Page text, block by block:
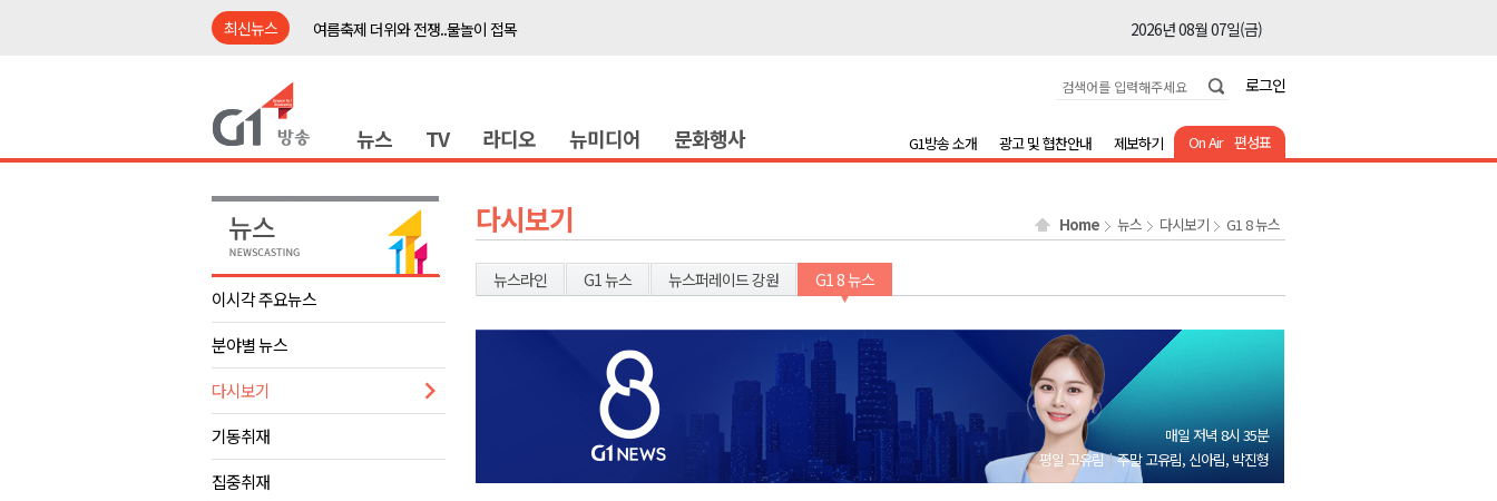
최신뉴스
여름축제 더위와 전쟁..물놀이 접목
2026년 08월 07일(금)
2026년 08월 07일(금)
검찰청 폐지..해결 과제 산적
2026년 08월 07일(금)
영월군, 국·도비 확보 보고회 개최
삼척 공공산후조리원 이전 시급
2026년 08월 07일(금)
강원자치도교육청 교감급 이상 387명 인사
2026년 08월 07일(금)
여름축제 더위와 전쟁..물놀이 접목
2026년 08월 07일(금)
강원도, 최휘영 문체부장관과 정책간담회
2026년 08월 07일(금)
이광재 국회 예결위원장, 강릉시 초청 특별 강연
2026년 08월 07일(금)
로그인
뉴스 TV 라디오 뉴미디어 문화행사 On Air 편성표
G1방송 소개 광고 및 협찬안내 제보하기
이시각 주요뉴스
분야별 뉴스
다시보기
기동취재
집중취재
다시보기 Home 뉴스 다시보기 G1 8 뉴스
뉴스라인 G1 뉴스 뉴스퍼레이드 강원 G1 8 뉴스
매일 저녁 8시 35분
평일 고유림
주말 고유림, 신아림, 박진형